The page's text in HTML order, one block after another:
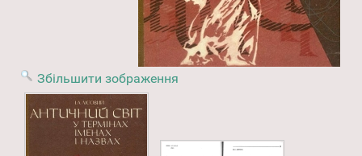
Збільшити зображення